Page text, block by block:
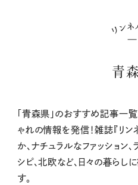
青
「青森県」のおすすめ記事一
ゃれの情報を発信！雑誌『リ
か、ナチュラルなファッション、
シピ、北欧など、日々の暮らし
す。